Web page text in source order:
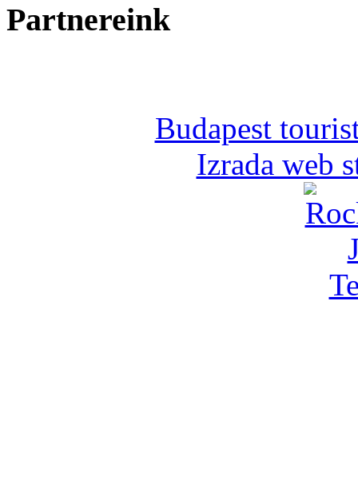
Partnereink
Budapest
Izrada web